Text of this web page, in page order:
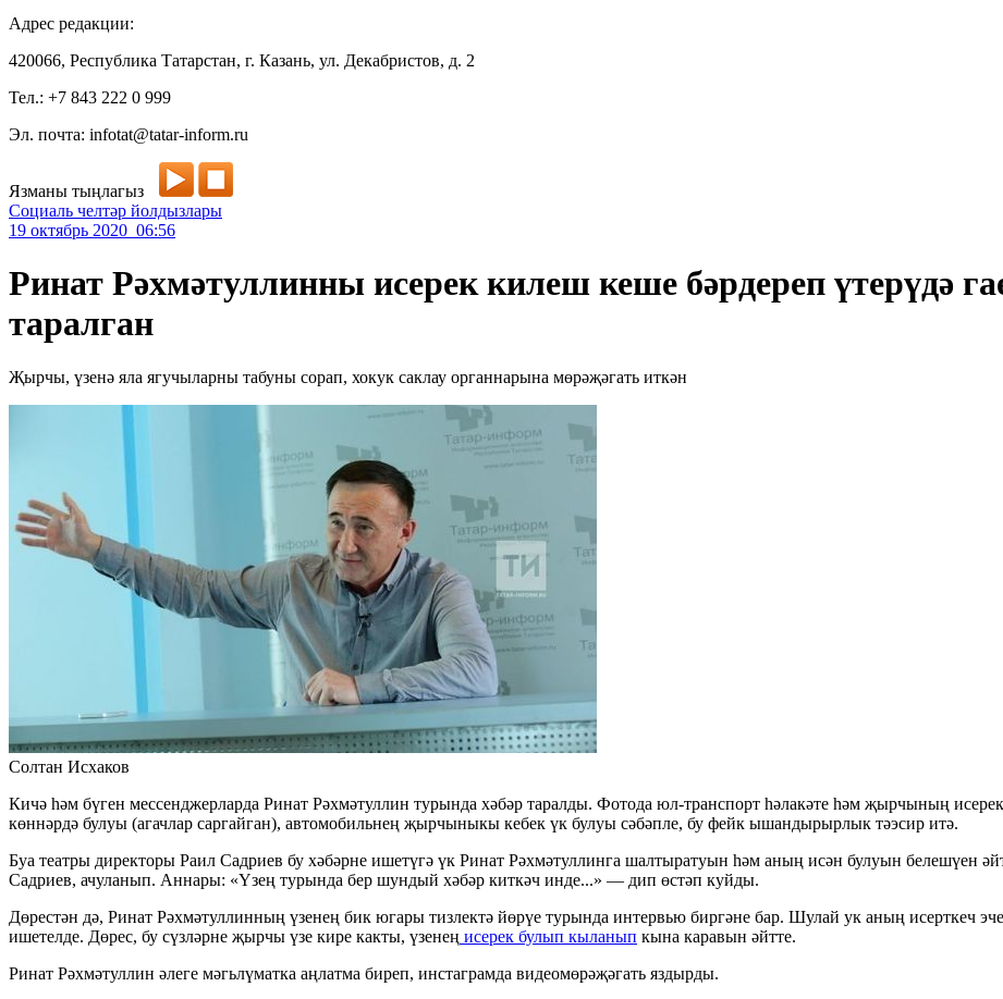
Адрес редакции:
420066, Республика Татарстан, г. Казань, ул. Декабристов, д. 2
Тел.: +7 843 222 0 999
Эл. почта: infotat@tatar-inform.ru
Язманы тыңлагыз
Социаль челтәр йолдызлары
19 октябрь 2020 06:56
Ринат Рәхмәтуллинны исерек килеш кеше бәрдереп үтерүдә
таралган
Җырчы, үзенә яла ягучыларны табуны сорап, хокук саклау органнарына мөрәҗәгать иткән
Солтан Исхаков
Кичә һәм бүген мессенджерларда Ринат Рәхмәтуллин турында хәбәр таралды. Фотода юл-транспорт һәлакәте һәм җырчының
көннәрдә булуы (агачлар саргайган), автомобильнең җырчыныкы кебек үк булуы сәбәпле, бу фейк ышандырырлык тәэсир итә.
Буа театры директоры Раил Садриев бу хәбәрне ишетүгә үк Ринат Рәхмәтуллинга шалтыратуын һәм аның исән булуын белешүен
Садриев, ачуланып. Аннары: «Үзең турында бер шундый хәбәр киткәч инде...» — дип өстәп куйды.
Дөрестән дә, Ринат Рәхмәтуллинның үзенең бик югары тизлектә йөрүе турында интервью биргәне бар. Шулай ук аның исерткеч
ишетелде. Дөрес, бу сүзләрне җырчы үзе кире какты, үзенең исерек булып кыланып кына каравын әйтте.
Ринат Рәхмәтуллин әлеге мәгьлүматка аңлатма биреп, инстаграмда видеомөрәҗәгать яздырды.